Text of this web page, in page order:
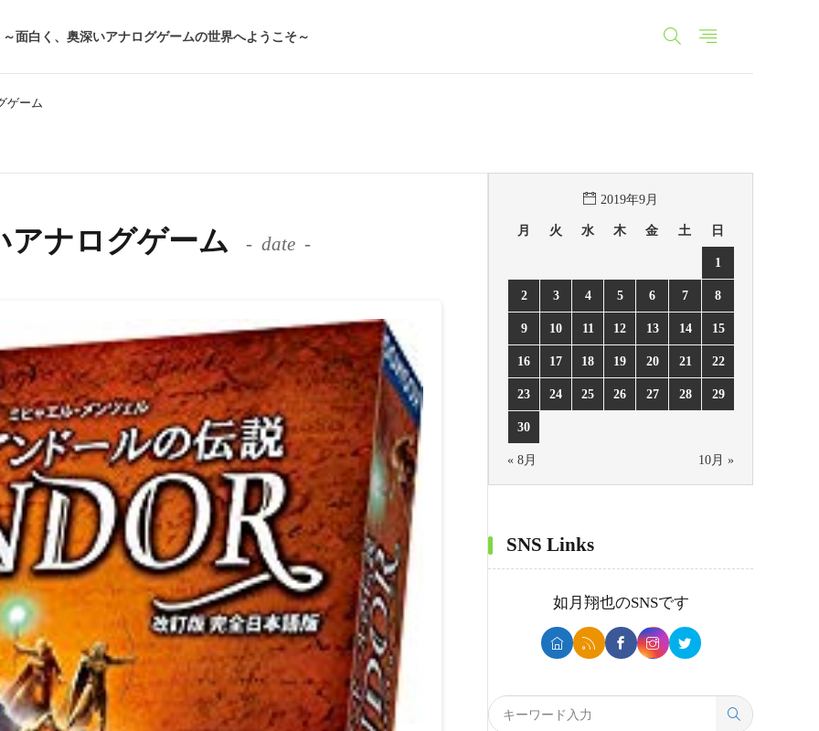
～面白く、奥深いアナログゲームの世界へようこそ～
ゲーム
アナログゲーム date
2019年9月
月 火 水 木 金 土 日
1
2 3 4 5 6 7 8
9 10 11 12 13 14 15
16 17 18 19 20 21 22
23 24 25 26 27 28 29
30
« 8月 10月 »
SNS Links
如月翔也のSNSです